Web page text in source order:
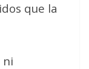
que la
ni